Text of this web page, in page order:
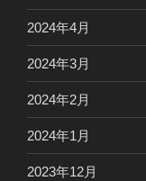
2024年4月
2024年3月
2024年2月
2024年1月
2023年12月